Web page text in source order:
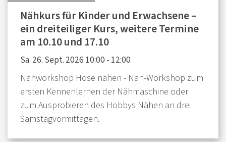
Nähkurs für Kinder und Erwachsene –
ein dreiteiliger Kurs, weitere Termine
am 10.10 und 17.10
Sa. 26. Sept. 2026 10:00 - 12:00
Nähworkshop Hose nähen - Näh-Workshop zum
ersten Kennenlernen der Nähmaschine oder
zum Ausprobieren des Hobbys Nähen an drei
Samstagvormittagen.